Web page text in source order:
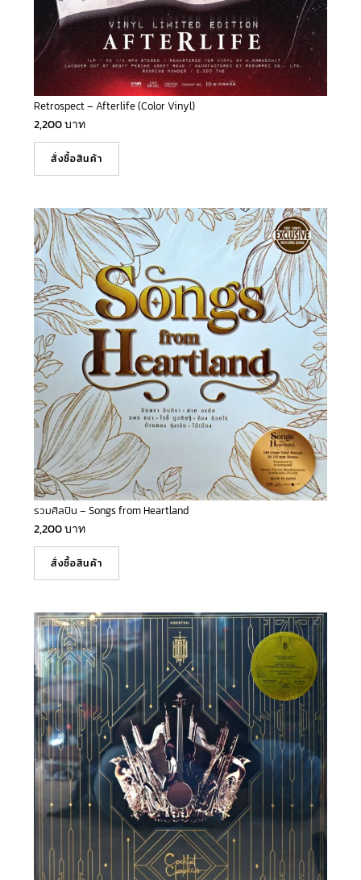
Retrospect – Afterlife (Color Vinyl)
2,200บาท
สั่งซื้อสินค้า
รวมศิลปิน – Songs from Heartland
2,200บาท
สั่งซื้อสินค้า